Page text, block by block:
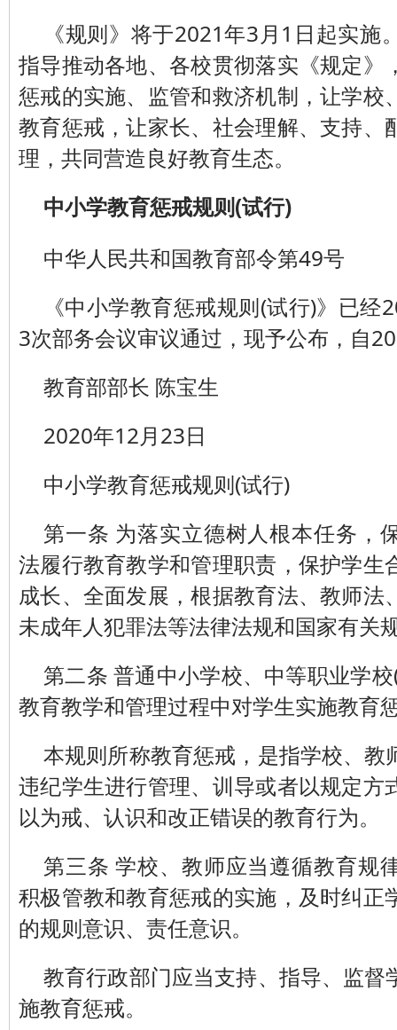
《规则》将于2021年3月1日起实施
指导推动各地、各校贯彻落实《规定》
惩戒的实施、监管和救济机制，让学校
教育惩戒，让家长、社会理解、支持、
理，共同营造良好教育生态。
中小学教育惩戒规则(试行)
中华人民共和国教育部令第49号
《中小学教育惩戒规则(试行)》已
3次部务会议审议通过，现予公布，自
教育部部长 陈宝生
2020年12月23日
中小学教育惩戒规则(试行)
第一条 为落实立德树人根本任务，
法履行教育教学和管理职责，保护学生
成长、全面发展，根据教育法、教师法
未成年人犯罪法等法律法规和国家有关
第二条 普通中小学校、中等职业学
教育教学和管理过程中对学生实施教育
本规则所称教育惩戒，是指学校、教
违纪学生进行管理、训导或者以规定方
以为戒、认识和改正错误的教育行为。
第三条 学校、教师应当遵循教育规
积极管教和教育惩戒的实施，及时纠正
的规则意识、责任意识。
教育行政部门应当支持、指导、监督
施教育惩戒。